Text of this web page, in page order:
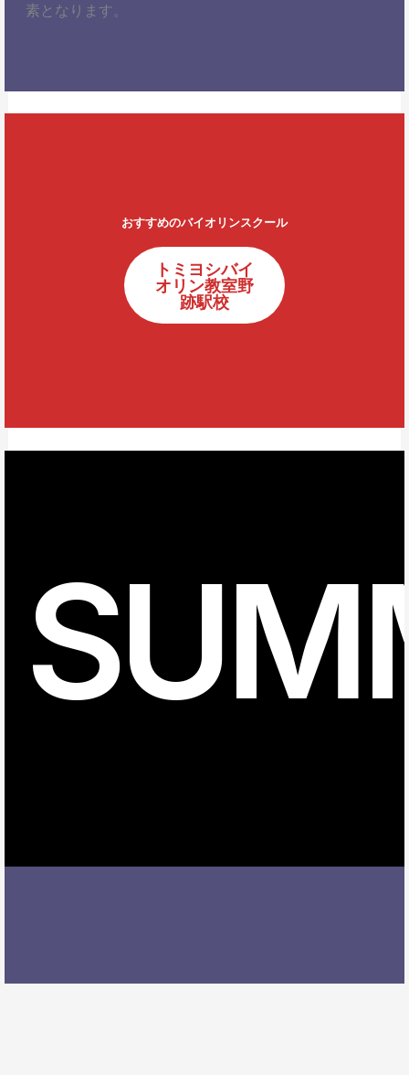
素となります。
おすすめのバイオリンスクール
トミヨシバイ
オリン教室野
跡駅校